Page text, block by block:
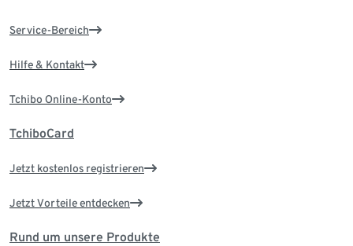
Service-Bereich
Hilfe & Kontakt
Tchibo Online-Konto
TchiboCard
Jetzt kostenlos registrieren
Jetzt Vorteile entdecken
Rund um unsere Produkte